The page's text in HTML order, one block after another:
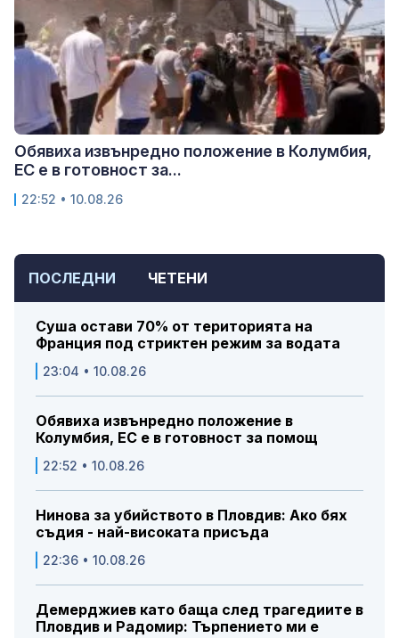
ПОСЛЕДНИ ЧЕТЕНИ
Суша остави 70% от територията на
Франция под стриктен режим за водата
23:04 • 10.08.26
Обявиха извънредно положение в
Колумбия, ЕС е в готовност за помощ
22:52 • 10.08.26
Нинова за убийството в Пловдив: Ако бях
съдия - най-високата присъда
22:36 • 10.08.26
Демерджиев като баща след трагедиите в
Пловдив и Радомир: Търпението ми е
Обявиха извънредно положение в Колумбия,
ЕС е в готовност за...
22:52 • 10.08.26